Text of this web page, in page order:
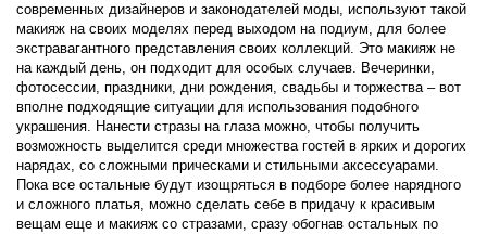
современных дизайнеров и законодателей моды, используют такой
макияж на своих моделях перед выходом на подиум, для более
экстравагантного представления своих коллекций. Это макияж не
на каждый день, он подходит для особых случаев. Вечеринки,
фотосессии, праздники, дни рождения, свадьбы и торжества – вот
вполне подходящие ситуации для использования подобного
украшения. Нанести стразы на глаза можно, чтобы получить
возможность выделится среди множества гостей в ярких и дорогих
нарядах, со сложными прическами и стильными аксессуарами.
Пока все остальные будут изощряться в подборе более нарядного
и сложного платья, можно сделать себе в придачу к красивым
вещам еще и макияж со стразами, сразу обогнав остальных по